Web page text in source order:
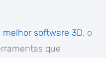
melhor software 3D, o
que